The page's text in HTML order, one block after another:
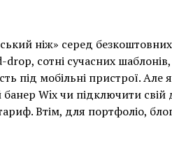
ніж» серед безкоштовних
сотні сучасних
під мобільні пристрої. Але
Wix чи підключити свій
Втім, для портфоліо,